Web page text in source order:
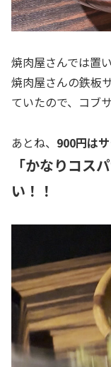
焼肉屋さんでは置
焼肉屋さんの鉄板
ていたので、コブ
あとね、 900円は
「かなりコス
い！！